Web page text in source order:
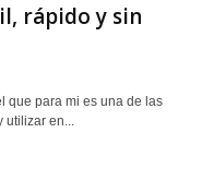
rápido y sin
que para mi es una de las
en...